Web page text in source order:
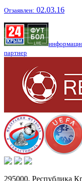
Отзаявлен: 02.03.16
партнер
295000, Республика